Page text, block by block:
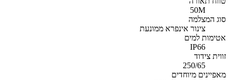
50M
סוג המצלמה
צינור אינפרא ממונעת
אטימות למים
IP66
זווית צידוד
250/65
מאפיינים מיוחדים